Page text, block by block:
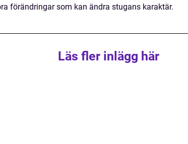
förändringar som kan ändra stugans karaktär.
Läs fler inlägg här